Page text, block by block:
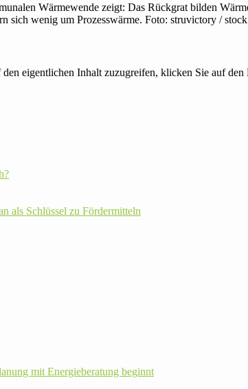
Wärmewende zeigt: Das Rückgrat bilden
sich wenig um Prozesswärme. Foto: struvictory /
eigentlichen Inhalt zuzugreifen, klicken Sie auf
als Schlüssel zu Fördermitteln
mit Energie­beratung beginnt